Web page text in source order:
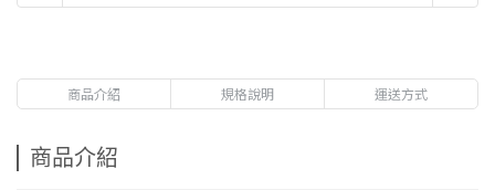
商品介紹 規格說明 運送方式
商品介紹